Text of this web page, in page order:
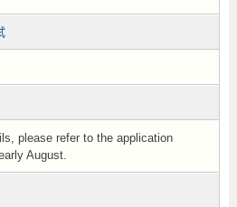
please refer to the application
August.